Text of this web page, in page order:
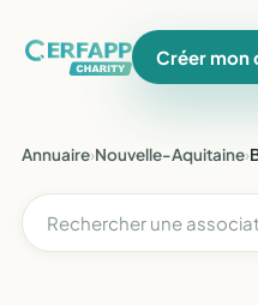
Créer mon
Annuaire›Nouvelle-Aquitaine›